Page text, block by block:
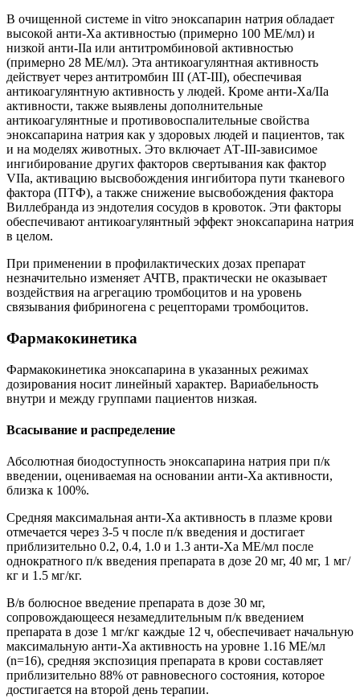
В очищенной системе in vitro эноксапарин натрия обладает
высокой анти-Ха активностью (примерно 100 МЕ/мл) и
низкой анти-IIа или антитромбиновой активностью
(примерно 28 МЕ/мл). Эта антикоагулянтная активность
действует через антитромбин III (AT-III), обеспечивая
антикоагулянтную активность у людей. Кроме анти-Ха/IIа
активности, также выявлены дополнительные
антикоагулянтные и противовоспалительные свойства
эноксапарина натрия как у здоровых людей и пациентов, так
и на моделях животных. Это включает АТ-III-зависимое
ингибирование других факторов свертывания как фактор
VIIa, активацию высвобождения ингибитора пути тканевого
фактора (ПТФ), а также снижение высвобождения фактора
Виллебранда из эндотелия сосудов в кровоток. Эти факторы
обеспечивают антикоагулянтный эффект эноксапарина натрия
в целом.
При применении в профилактических дозах препарат
незначительно изменяет АЧТВ, практически не оказывает
воздействия на агрегацию тромбоцитов и на уровень
связывания фибриногена с рецепторами тромбоцитов.
Фармакокинетика
Фармакокинетика эноксапарина в указанных режимах
дозирования носит линейный характер. Вариабельность
внутри и между группами пациентов низкая.
Всасывание и распределение
Абсолютная биодоступность эноксапарина натрия при п/к
введении, оцениваемая на основании анти-Ха активности,
близка к 100%.
Средняя максимальная анти-Ха активность в плазме крови
отмечается через 3-5 ч после п/к введения и достигает
приблизительно 0.2, 0.4, 1.0 и 1.3 анти-Ха МЕ/мл после
однократного п/к введения препарата в дозе 20 мг, 40 мг, 1 мг/
кг и 1.5 мг/кг.
В/в болюсное введение препарата в дозе 30 мг,
сопровождающееся незамедлительным п/к введением
препарата в дозе 1 мг/кг каждые 12 ч, обеспечивает начальную
максимальную анти-Ха активность на уровне 1.16 МЕ/мл
(n=16), средняя экспозиция препарата в крови составляет
приблизительно 88% от равновесного состояния, которое
достигается на второй день терапии.